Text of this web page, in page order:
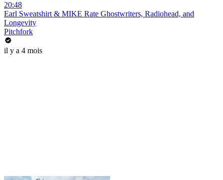
20:48
Earl Sweatshirt & MIKE Rate Ghostwriters, Radiohead, and
Longevity
Pitchfork
il y a 4 mois